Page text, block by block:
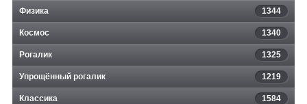
Физика 1344
Космос 1340
Рогалик 1325
Упрощённый рогалик 1219
Классика 1584